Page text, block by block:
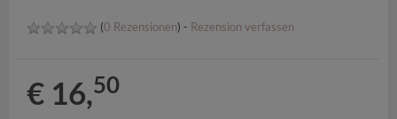
(0 Rezensionen) - Rezension verfassen
€ 16,50